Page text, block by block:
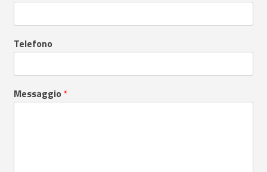
Telefono
Messaggio *